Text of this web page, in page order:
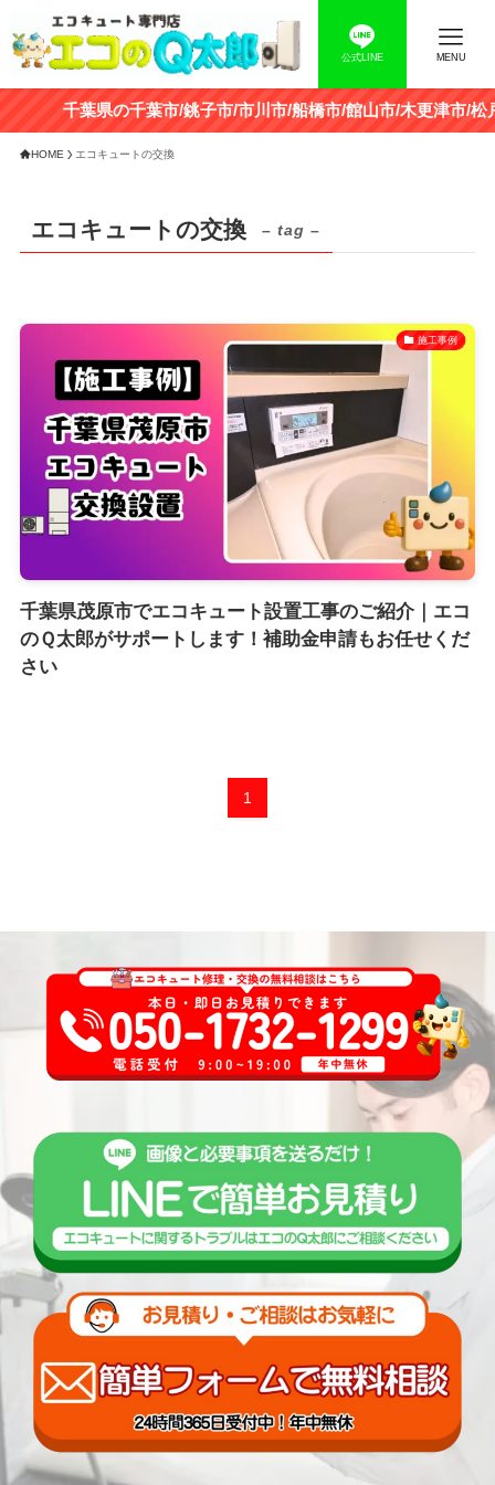
公式LINE MENU
千葉県の千葉市/銚子市/市川市/船橋市/館山市/木更津市/松
HOME エコキュートの交換
エコキュートの交換 – tag –
施工事例
千葉県茂原市でエコキュート設置工事のご紹介｜エコ
のＱ太郎がサポートします！補助金申請もお任せくだ
さい
1